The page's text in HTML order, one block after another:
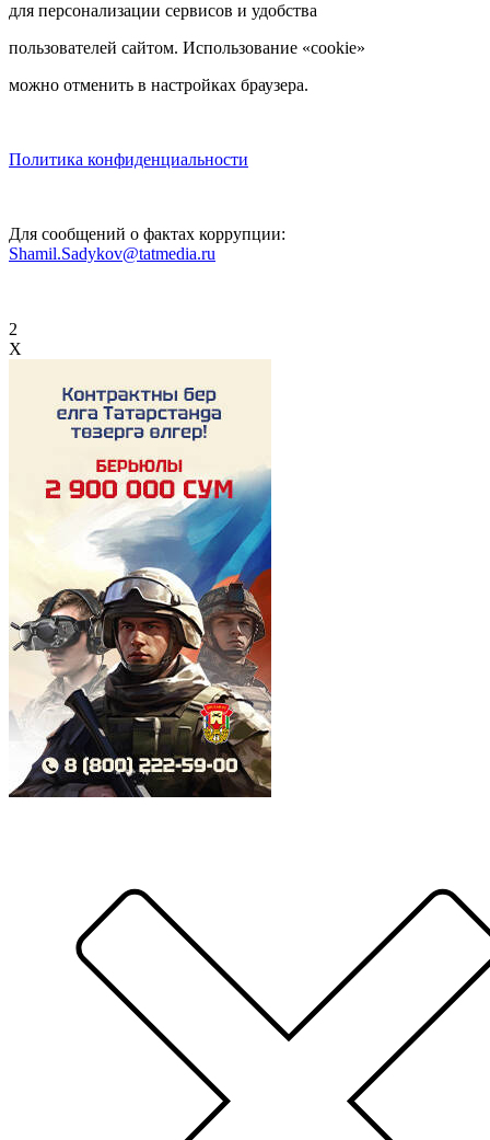
для персонализации сервисов и удобства
пользователей сайтом. Использование «cookie»
можно отменить в настройках браузера.
Политика конфиденциальности
Для сообщений о фактах коррупции:
Shamil.Sadykov@tatmedia.ru
2
X